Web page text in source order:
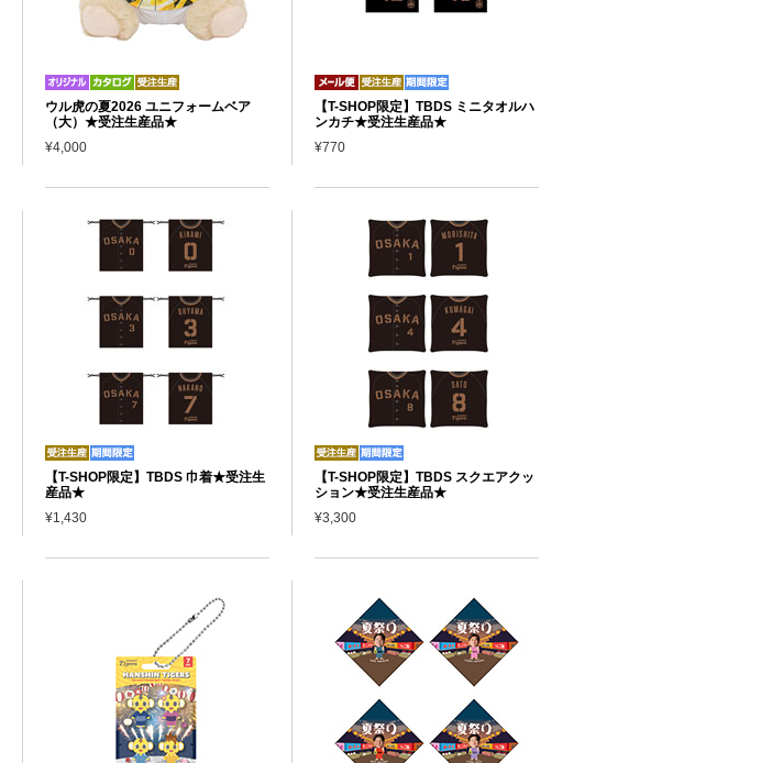
ウル虎の夏2026 ユニフォームベア
（大）★受注生産品★
¥4,000
【T-SHOP限定】TBDS ミニタオルハ
ンカチ★受注生産品★
¥770
【T-SHOP限定】TBDS 巾着★受注生
産品★
¥1,430
【T-SHOP限定】TBDS スクエアクッ
ション★受注生産品★
¥3,300